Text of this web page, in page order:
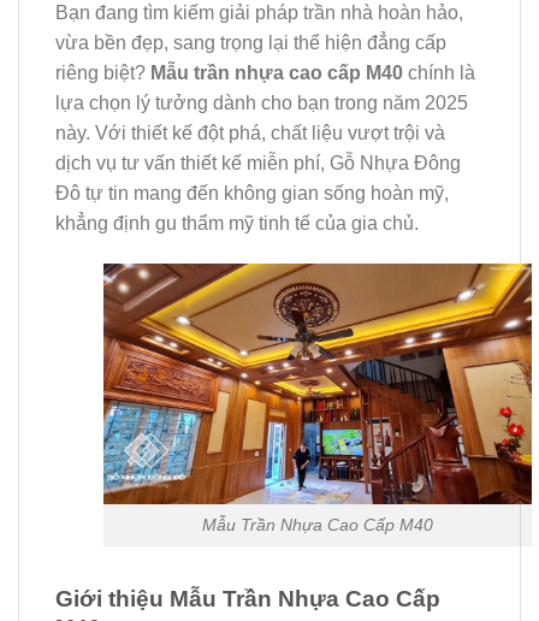
Bạn đang tìm kiếm giải pháp trần nhà hoàn hảo,
vừa bền đẹp, sang trọng lại thể hiện đẳng cấp
riêng biệt? Mẫu trần nhựa cao cấp M40 chính là
lựa chọn lý tưởng dành cho bạn trong năm 2025
này. Với thiết kế đột phá, chất liệu vượt trội và
dịch vụ tư vấn thiết kế miễn phí, Gỗ Nhựa Đông
Đô tự tin mang đến không gian sống hoàn mỹ,
khẳng định gu thẩm mỹ tinh tế của gia chủ.
Mẫu Trần Nhựa Cao Cấp M40
Giới thiệu Mẫu Trần Nhựa Cao Cấp